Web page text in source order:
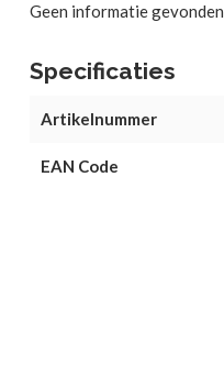
Geen informatie gevonden
Specificaties
Artikelnummer
EAN Code